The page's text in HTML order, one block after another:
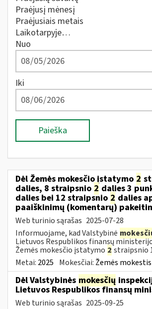
Praėjusį mėnesį
Praėjusiais metais
Laikotarpyje…
Nuo
Iki
Paieška
Dėl Žemės mokesčio įstatymo 2
dalies, 8 straipsnio 2 dalies 3
dalies bei 12 straipsnio 2 dalies
paaiškinimų (komentarų)
Web turinio sąrašas 2025-07-28
Informuojame, kad Valstybinė
Lietuvos Respublikos finansų
Žemės mokesčio įstatymo 2 straipsnio
Metai: 2025 Mokesčiai: Žemės mokestis
Dėl Valstybinės mokesčių
Lietuvos Respublikos finansų
Web turinio sąrašas 2025-09-25